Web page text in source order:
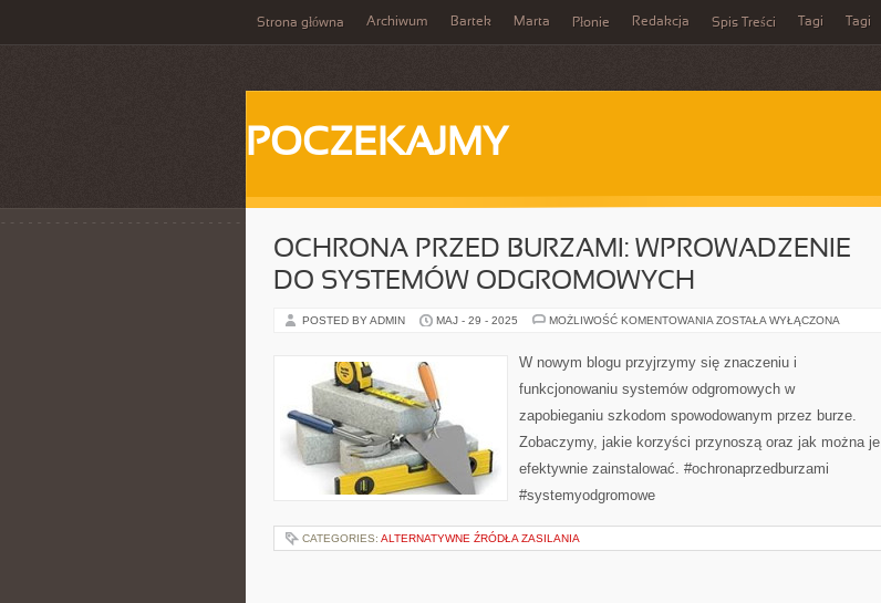
Strona główna Archiwum Bartek Marta Płonie Redakcja Spis Treści Tagi Tagi
POCZEKAJMY
OCHRONA PRZED BURZAMI: WPROWADZENIE
DO SYSTEMÓW ODGROMOWYCH
POSTED BY ADMIN MAJ - 29 - 2025 MOŻLIWOŚĆ KOMENTOWANIA OCHRONA
WPROWADZENIE
DO
ODGROMOWYCH
ZOSTAŁA WYŁĄCZONA
W nowym blogu przyjrzymy się znaczeniu i
funkcjonowaniu systemów odgromowych w
zapobieganiu szkodom spowodowanym przez burze.
Zobaczymy, jakie korzyści przynoszą oraz jak można je
efektywnie zainstalować. #ochronaprzedburzami
#systemyodgromowe
CATEGORIES: ALTERNATYWNE ŹRÓDŁA ZASILANIA